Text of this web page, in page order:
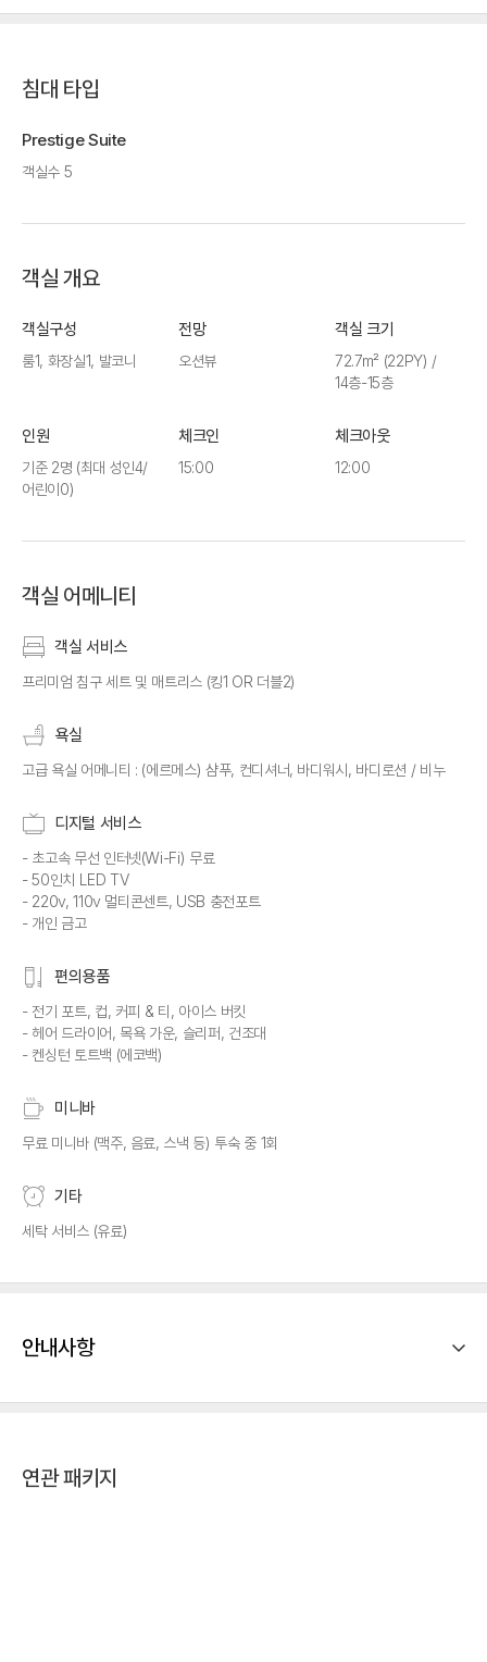
침대 타입
Prestige Suite
객실수 5
객실 개요
객실구성
룸1, 화장실1, 발코니
전망
오션뷰
객실 크기
72.7m² (22PY) /
14층-15층
인원
기준 2명 (최대 성인4/
어린이0)
체크인
15:00
체크아웃
12:00
객실 어메니티
객실 서비스
프리미엄 침구 세트 및 매트리스 (킹1 OR 더블2)
욕실
고급 욕실 어메니티 : (에르메스) 샴푸, 컨디셔너, 바디워시, 바디로션 / 비누
디지털 서비스
- 초고속 무선 인터넷(Wi-Fi) 무료
- 50인치 LED TV
- 220v, 110v 멀티콘센트, USB 충전포트
- 개인 금고
편의용품
- 전기 포트, 컵, 커피 & 티, 아이스 버킷
- 헤어 드라이어, 목욕 가운, 슬리퍼, 건조대
- 켄싱턴 토트백 (에코백)
미니바
무료 미니바 (맥주, 음료, 스낵 등) 투숙 중 1회
기타
세탁 서비스 (유료)
안내사항
연관 패키지